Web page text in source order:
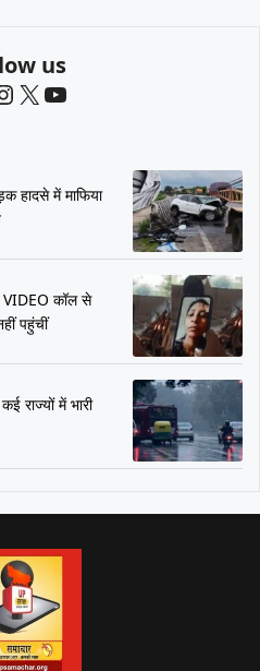
us
X YouTube
में माफिया
VIDEO कॉल से
पहुंचीं
राज्यों में भारी